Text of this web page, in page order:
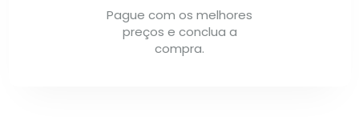
Pague com os melhores
preços e conclua a
compra.